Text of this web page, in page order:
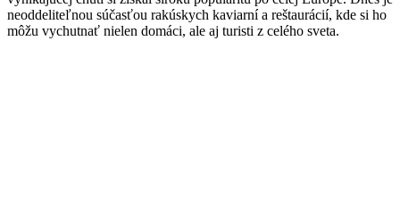
neoddeliteľnou súčasťou rakúskych kaviarní a reštaurácií, kde si ho
môžu vychutnať nielen domáci, ale aj turisti z celého sveta.